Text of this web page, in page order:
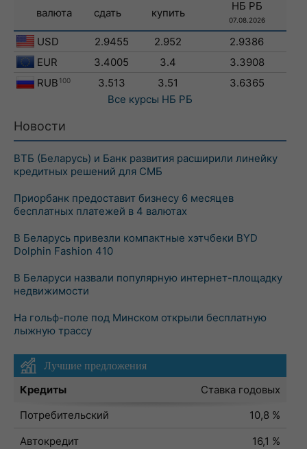
валюта сдать купить
НБ РБ
07.08.2026
USD 2.9455 2.952
2.9386
EUR
3.4005 3.4
3.3908
RUB 100 3.513 3.51
3.6365
Все курсы НБ РБ
Новости
ВТБ (Беларусь) и Банк развития расширили линейку
кредитных решений для СМБ
Приорбанк предоставит бизнесу 6 месяцев
бесплатных платежей в 4 валютах
В Беларусь привезли компактные хэтчбеки BYD
Dolphin Fashion 410
В Беларуси назвали популярную интернет-площадку
недвижимости
На гольф-поле под Минском открыли бесплатную
лыжную трассу
Лучшие предложения
Кредиты
Ставка годовых
Потребительский
10,8 %
Автокредит
16,1 %